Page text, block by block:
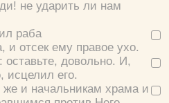
не ударить ли нам
раба
и отсек ему правое ухо.
оставьте, довольно. И,
исцелил его.
и начальникам храма и